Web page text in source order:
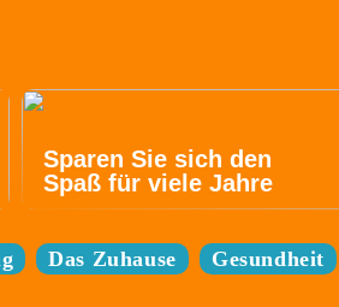
Sparen Sie sich den
Spaß für viele Jahre
Das Zuhause Gesundheit